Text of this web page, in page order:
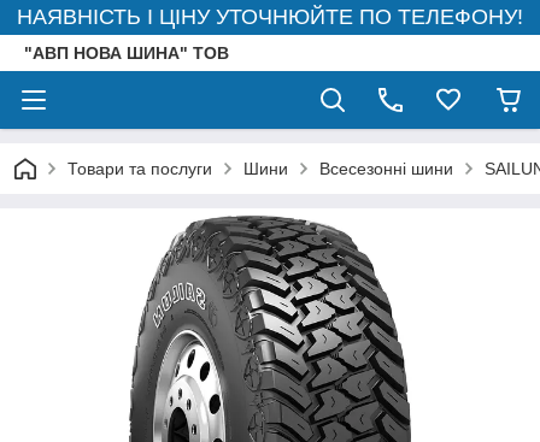
НАЯВНІСТЬ І ЦІНУ УТОЧНЮЙТЕ ПО ТЕЛЕФОНУ!
"АВП НОВА ШИНА" ТОВ
Товари та послуги Шини Всесезонні шини